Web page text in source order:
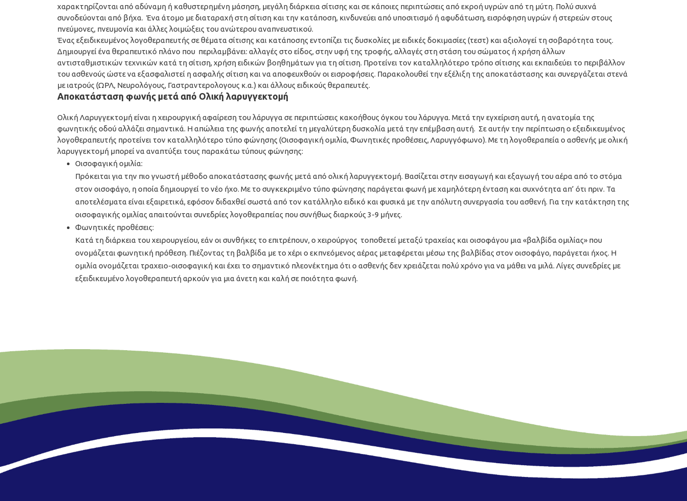
χαρακτηρίζονται από αδύναμη ή καθυστερημένη μάσηση, μεγάλη διάρκεια σίτισης και σε κάποιες περιπτώσεις από εκροή υγρών από τη μύτη. Πολύ συχνά
συνοδεύονται από βήχα. Ένα άτομο με διαταραχή στη σίτιση και την κατάποση, κινδυνεύει από υποσιτισμό ή αφυδάτωση, εισρόφηση υγρών ή στερεών στους
πνεύμονες, πνευμονία και άλλες λοιμώξεις του ανώτερου αναπνευστικού.
Ένας εξειδικευμένος λογοθεραπευτής σε θέματα σίτισης και κατάποσης εντοπίζει τις δυσκολίες με ειδικές δοκιμασίες (τεστ) και αξιολογεί τη σοβαρότητα τους.
Δημιουργεί ένα θεραπευτικό πλάνο που περιλαμβάνει: αλλαγές στο είδος, στην υφή της τροφής, αλλαγές στη στάση του σώματος ή χρήση άλλων
αντισταθμιστικών τεχνικών κατά τη σίτιση, χρήση ειδικών βοηθημάτων για τη σίτιση. Προτείνει τον καταλληλότερο τρόπο σίτισης και εκπαιδεύει το περιβάλλον
του ασθενούς ώστε να εξασφαλιστεί η ασφαλής σίτιση και να αποφευχθούν οι εισροφήσεις. Παρακολουθεί την εξέλιξη της αποκατάστασης και συνεργάζεται στενά
με ιατρούς (ΩΡΛ, Νευρολόγους, Γαστραντερολογους κ.α.) και άλλους ειδικούς θεραπευτές.
Αποκατάσταση φωνής μετά από Ολική λαρυγγεκτομή
Ολική Λαρυγγεκτομή είναι η χειρουργική αφαίρεση του λάρυγγα σε περιπτώσεις κακοήθους όγκου του λάρυγγα. Μετά την εγχείριση αυτή, η ανατομία της
φωνητικής οδού αλλάζει σημαντικά. Η απώλεια της φωνής αποτελεί τη μεγαλύτερη δυσκολία μετά την επέμβαση αυτή. Σε αυτήν την περίπτωση ο εξειδικευμένος
λογοθεραπευτής προτείνει τον καταλληλότερο τύπο φώνησης (Οισοφαγική ομιλία, Φωνητικές προθέσεις, Λαρυγγόφωνο). Με τη λογοθεραπεία ο ασθενής με ολική
λαρυγγεκτομή μπορεί να αναπτύξει τους παρακάτω τύπους φώνησης:
Οισοφαγική ομιλία:
Πρόκειται για την πιο γνωστή μέθοδο αποκατάστασης φωνής μετά από ολική λαρυγγεκτομή. Βασίζεται στην εισαγωγή και εξαγωγή του αέρα από το στόμα
στον οισοφάγο, η οποία δημιουργεί το νέο ήχο. Με το συγκεκριμένο τύπο φώνησης παράγεται φωνή με χαμηλότερη ένταση και συχνότητα απ’ ότι πριν. Τα
αποτελέσματα είναι εξαιρετικά, εφόσον διδαχθεί σωστά από τον κατάλληλο ειδικό και φυσικά με την απόλυτη συνεργασία του ασθενή. Για την κατάκτηση της
οισοφαγικής ομιλίας απαιτούνται συνεδρίες λογοθεραπείας που συνήθως διαρκούς 3-9 μήνες.
Φωνητικές προθέσεις:
Κατά τη διάρκεια του χειρουργείου, εάν οι συνθήκες το επιτρέπουν, ο χειρούργος τοποθετεί μεταξύ τραχείας και οισοφάγου μια «βαλβίδα ομιλίας» που
ονομάζεται φωνητική πρόθεση. Πιέζοντας τη βαλβίδα με το χέρι ο εκπνεόμενος αέρας μεταφέρεται μέσω της βαλβίδας στον οισοφάγο, παράγεται ήχος. Η
ομιλία ονομάζεται τραχειο-οισοφαγική και έχει το σημαντικό πλεονέκτημα ότι ο ασθενής δεν χρειάζεται πολύ χρόνο για να μάθει να μιλά. Λίγες συνεδρίες με
εξειδικευμένο λογοθεραπευτή αρκούν για μια άνετη και καλή σε ποιότητα φωνή.